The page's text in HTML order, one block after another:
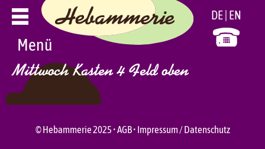
Zum
Inhalt
springen
DE EN
Menü
Mittwoch Kasten 4 Feld oben
© Hebammerie 2025 •AGB• Impressum / Datenschutz